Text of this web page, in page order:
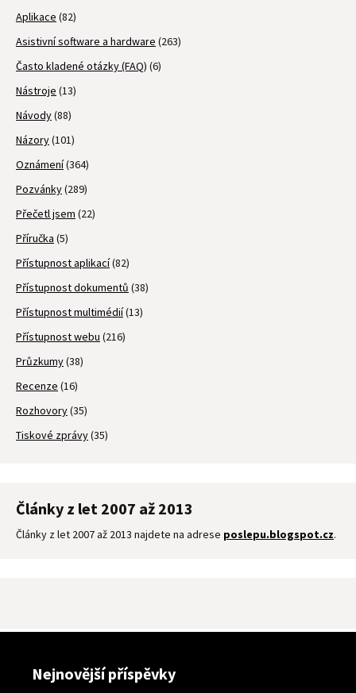
Aplikace (82)
Asistivní software a hardware (263)
Často kladené otázky (FAQ) (6)
Nástroje (13)
Návody(88)
Názory(101)
Oznámení(364)
Pozvánky(289)
Přečetl jsem (22)
Příručka (5)
Přístupnost aplikací(82)
Přístupnost dokumentů (38)
Přístupnost multimédií(13)
Přístupnost webu (216)
Průzkumy(38)
Recenze (16)
Rozhovory(35)
Tiskové zprávy(35)
Články z let 2007 až 2013
Články z let 2007 až 2013 najdete na adrese poslepu.blogspot.cz.
Nejnovější příspěvky